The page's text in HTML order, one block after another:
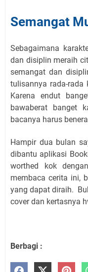
Semangat
Sebagaimana
dan disiplin meraih
semangat dan
tulisannya rada-rada
Karena endut
bawaberat banget
bacanya harus
Hampir dua bulan
dibantu aplikasi
worthed kok
membaca cerita ini,
yang dapat diraih.
cover dan kertasnya
Berbagi :